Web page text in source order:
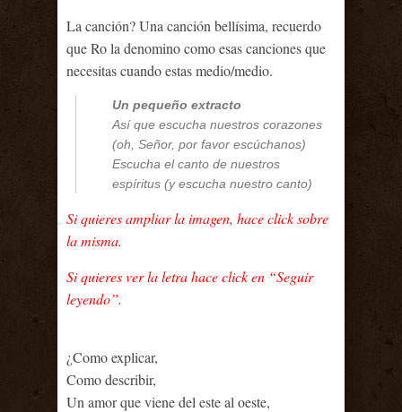
La canción? Una canción bellísima, recuerdo
que Ro la denomino como esas canciones que
necesitas cuando estas medio/medio.
Un pequeño extracto
Así que escucha nuestros corazones
(oh, Señor, por favor escúchanos)
Escucha el canto de nuestros
espíritus (y escucha nuestro canto)
Si quieres ampliar la imagen, hace click sobre
la misma.
Si quieres ver la letra hace click en “Seguir
leyendo”.
¿Como explicar,
Como describir,
Un amor que viene del este al oeste,